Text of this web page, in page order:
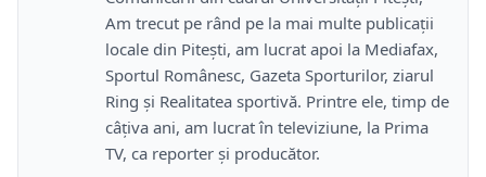
Am trecut pe rând pe la mai multe publicații
locale din Pitești, am lucrat apoi la Mediafax,
Sportul Românesc, Gazeta Sporturilor, ziarul
Ring și Realitatea sportivă. Printre ele, timp de
câțiva ani, am lucrat în televiziune, la Prima
TV, ca reporter și producător.